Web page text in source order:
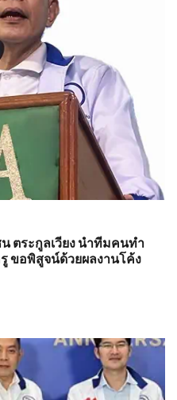
ตระกูลเวียง นำทีมคนทำ
ขอพิสูจน์ด้วยผลงานโค้ง